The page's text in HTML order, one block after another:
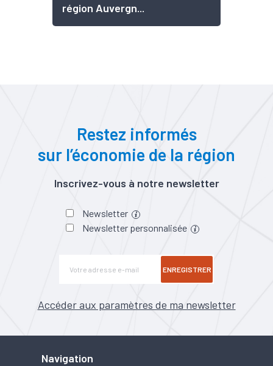
région Auvergn...
Restez informés
sur l’économie de la région
Inscrivez-vous à notre newsletter
Newsletter
Newsletter personnalisée
ENREGISTRER
Accéder aux paramètres de ma newsletter
Navigation